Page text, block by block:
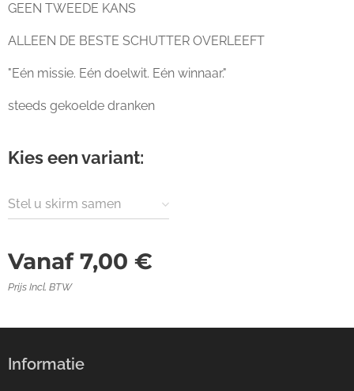
GEEN TWEEDE KANS
ALLEEN DE BESTE SCHUTTER OVERLEEFT
"Eén missie. Eén doelwit. Eén winnaar."
steeds gekoelde dranken
Kies een variant:
Stel u skirm samen
Vanaf 7,00 €
Prijs Incl. BTW
Informatie